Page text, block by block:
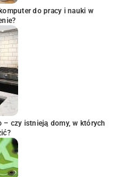
do pracy i nauki w
– czy istnieją domy, w których